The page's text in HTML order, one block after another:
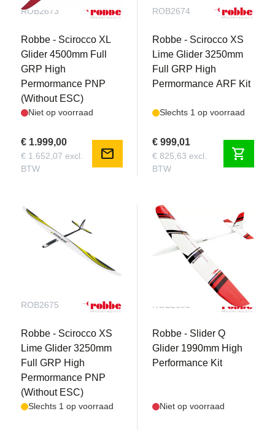
ROB2673
Robbe - Scirocco XL
Glider 4500mm Full
GRP High
Permormance PNP
(Without ESC)
Niet op voorraad
€ 1.999,00
€ 1.652,07 excl.
BTW
mail
ROB2674
Robbe - Scirocco XS
Lime Glider 3250mm
Full GRP High
Permormance ARF Kit
Slechts 1 op voorraad
€ 999,01
€ 825,63 excl.
BTW
shopping_cart
ROB2675
Robbe - Scirocco XS
Lime Glider 3250mm
Full GRP High
Permormance PNP
(Without ESC)
Slechts 1 op voorraad
ROB2688
Robbe - Slider Q
Glider 1990mm High
Performance Kit
Niet op voorraad